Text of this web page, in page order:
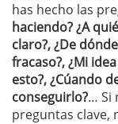
has hecho las
haciendo? ¿A
claro?, ¿De
fracaso?, ¿Mi
esto?, ¿Cúando
conseguirlo?… Si
preguntas clave,